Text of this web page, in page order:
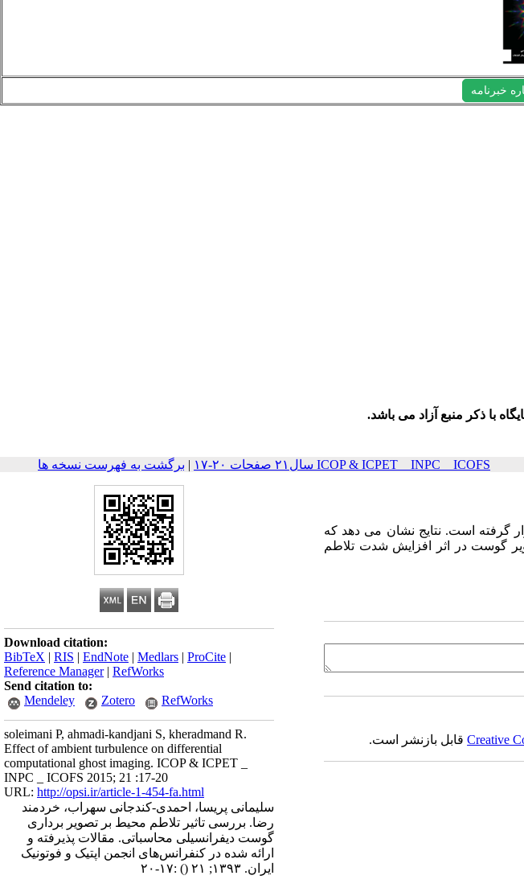
خبرنامه
با ذکر منبع آزاد می باشد.
ICOP & ICPET _ INPC _ ICOFS سال۲۱ صفحات ۲۰-۱۷ | برگشت به فهرست نسخه ها
Download citation:
BibTeX | RIS | EndNote | Medlars | ProCite |
Reference Manager| RefWorks
Send citation to:
Mendeley
Zotero RefWorks
soleimani P, ahmadi-kandjani S, kheradmand R.
Effect of ambient turbulence on differential
computational ghost imaging. ICOP & ICPET _
INPC _ ICOFS 2015; 21 :17-20
URL: http://opsi.ir/article-1-454-fa.html
سلیمانی پریسا، احمدی-کندجانی سهراب، خردمند
رضا. بررسی تاثیر تلاطم محیط بر تصویر برداری
گوست دیفرانسیلی محاسباتی. مقالات پذیرفته و
ارائه شده در کنفرانس‌های انجمن اپتیک و فوتونیک
ایران. ۱۳۹۳; ۲۱
() :۱۷-۲۰
گرفته است. نتایج نشان می دهد که
گوست در اثر افزایش شدت تلاطم
Creativeقابل بازنشر است.